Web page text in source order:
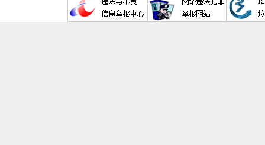
在烈日缝隙中淮南人总有寻得清